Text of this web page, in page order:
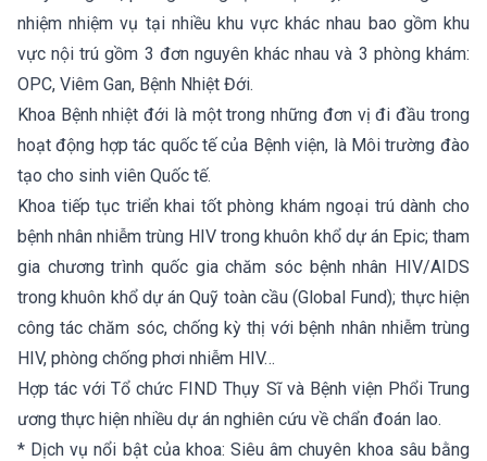
nhiệm nhiệm vụ tại nhiều khu vực khác nhau bao gồm khu
vực nội trú gồm 3 đơn nguyên khác nhau và 3 phòng khám:
OPC, Viêm Gan, Bệnh Nhiệt Đới.
Khoa Bệnh nhiệt đới là một trong những đơn vị đi đầu trong
hoạt động hợp tác quốc tế của Bệnh viện, là Môi trường đào
tạo cho sinh viên Quốc tế.
Khoa tiếp tục triển khai tốt phòng khám ngoại trú dành cho
bệnh nhân nhiễm trùng HIV trong khuôn khổ dự án Epic; tham
gia chương trình quốc gia chăm sóc bệnh nhân HIV/AIDS
trong khuôn khổ dự án Quỹ toàn cầu (Global Fund); thực hiện
công tác chăm sóc, chống kỳ thị với bệnh nhân nhiễm trùng
HIV, phòng chống phơi nhiễm HIV…
Hợp tác với Tổ chức FIND Thụy Sĩ và Bệnh viện Phổi Trung
ương thực hiện nhiều dự án nghiên cứu về chẩn đoán lao.
* Dịch vụ nổi bật của khoa: Siêu âm chuyên khoa sâu bằng